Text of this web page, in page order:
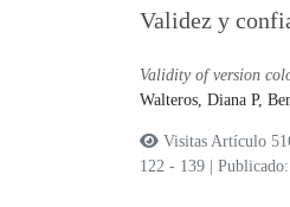
Validez y
Validity of version
Walteros, Diana P,
Visitas Artículo
122 - 139